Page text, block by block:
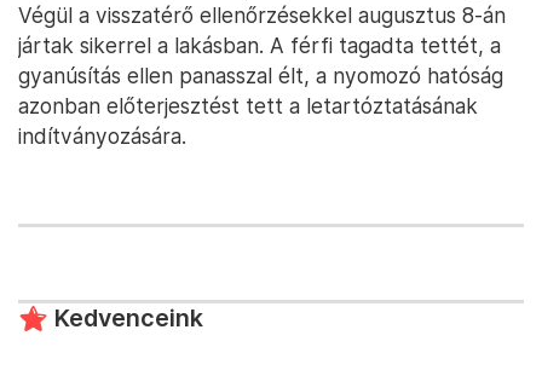
Végül a visszatérő ellenőrzésekkel augusztus 8-án
jártak sikerrel a lakásban. A férfi tagadta tettét, a
gyanúsítás ellen panasszal élt, a nyomozó hatóság
azonban előterjesztést tett a letartóztatásának
indítványozására.
Kedvenceink